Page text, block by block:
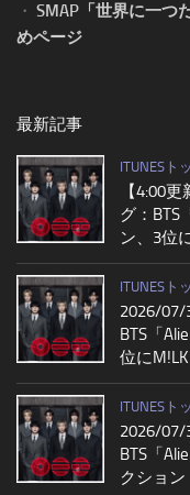
・ SMAP「世界に一つ
めページ
最新記事
ITUNESト
【4:00
グ：BTS
ン、3位
ITUNESト
2026/07/
BTS「
位にM!LK
ITUNESト
2026/07/
BTS「
クション